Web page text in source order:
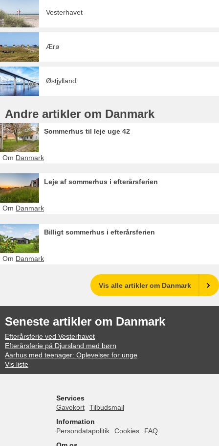
Vesterhavet
Ærø
Østjylland
Andre artikler om Danmark
Sommerhus til leje uge 42
Om Danmark
Leje af sommerhus i efterårsferien
Om Danmark
Billigt sommerhus i efterårsferien
Om Danmark
Vis alle artikler om Danmark
Seneste artikler om Danmark
Efterårsferie ved Vesterhavet
Efterårsferie på Djursland med børn
Aarhus med teenager: Oplevelser for unge
Vis liste
Services
Gavekort
Tilbudsmail
Information
Persondatapolitik
Cookies
FAQ